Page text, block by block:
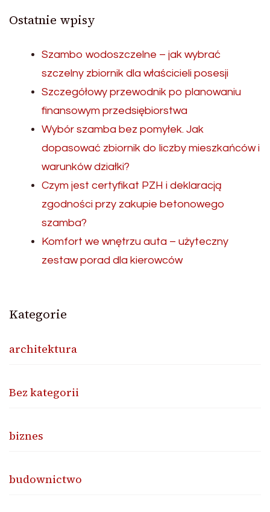
Ostatnie wpisy
Szambo wodoszczelne – jak wybrać
szczelny zbiornik dla właścicieli posesji
Szczegółowy przewodnik po planowaniu
finansowym przedsiębiorstwa
Wybór szamba bez pomyłek. Jak
dopasować zbiornik do liczby mieszkańców i
warunków działki?
Czym jest certyfikat PZH i deklaracją
zgodności przy zakupie betonowego
szamba?
Komfort we wnętrzu auta – użyteczny
zestaw porad dla kierowców
Kategorie
architektura
Bez kategorii
biznes
budownictwo